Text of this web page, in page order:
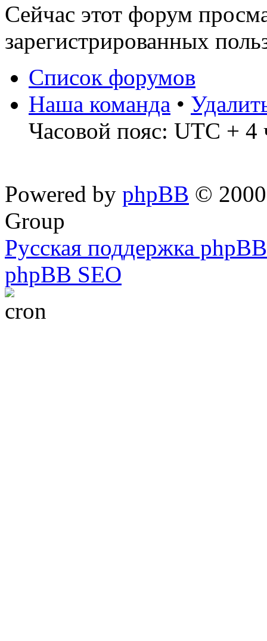
Сейчас этот форум
зарегистрированных
Список форумов
Наша команда •
Часовой пояс: UTC + 4
Powered by phpBB ©
Group
Русская поддержка phpBB
phpBB SEO